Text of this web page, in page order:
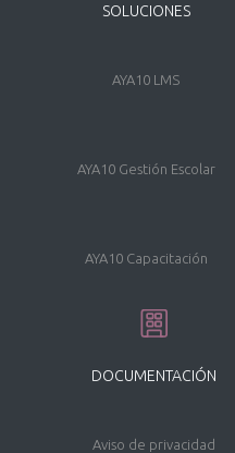
SOLUCIONES
AYA10 LMS
AYA10 Gestión Escolar
AYA10 Capacitación
DOCUMENTACIÓN
Aviso de privacidad